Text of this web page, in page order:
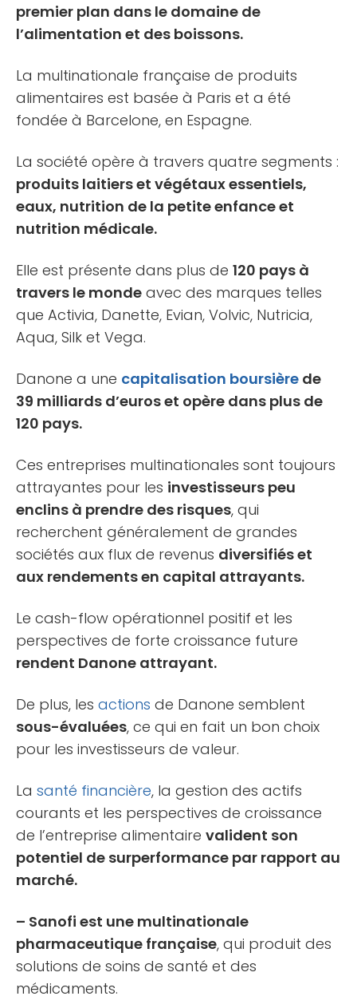
premier plan dans le domaine de
l’alimentation et des boissons.
La multinationale française de produits
alimentaires est basée à Paris et a été
fondée à Barcelone, en Espagne.
La société opère à travers quatre segments :
produits laitiers et végétaux essentiels,
eaux, nutrition de la petite enfance et
nutrition médicale.
Elle est présente dans plus de 120 pays à
travers le monde avec des marques telles
que Activia, Danette, Evian, Volvic, Nutricia,
Aqua, Silk et Vega.
Danone a une capitalisation boursière de
39 milliards d’euros et opère dans plus de
120 pays.
Ces entreprises multinationales sont toujours
attrayantes pour les investisseurs peu
enclins à prendre des risques, qui
recherchent généralement de grandes
sociétés aux flux de revenus diversifiés et
aux rendements en capital attrayants.
Le cash-flow opérationnel positif et les
perspectives de forte croissance future
rendent Danone attrayant.
De plus, les actions de Danone semblent
sous-évaluées, ce qui en fait un bon choix
pour les investisseurs de valeur.
La santé financière, la gestion des actifs
courants et les perspectives de croissance
de l’entreprise alimentaire valident son
potentiel de surperformance par rapport au
marché.
– Sanofi est une multinationale
pharmaceutique française, qui produit des
solutions de soins de santé et des
médicaments.